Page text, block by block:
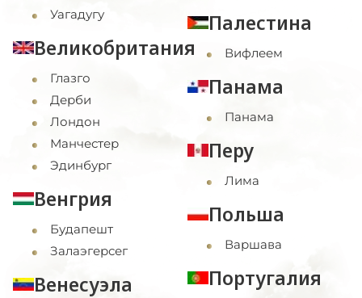
Уагадугу
Великобритания
Глазго
Дерби
Лондон
Манчестер
Эдинбург
Венгрия
Будапешт
Залаэгерсег
Венесуэла
Палестина
Вифлеем
Панама
Панама
Перу
Лима
Польша
Варшава
Португалия